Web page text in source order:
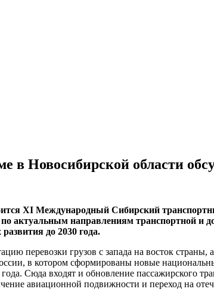
Новосибирской области
XI Международный Сибирский
актуальным направлениям транспортной и
до 2030 года.
перевозки грузов с запада на восток
в котором сформированы новые
Сюда входят и обновление пассажирского
авиационной подвижности и переход на